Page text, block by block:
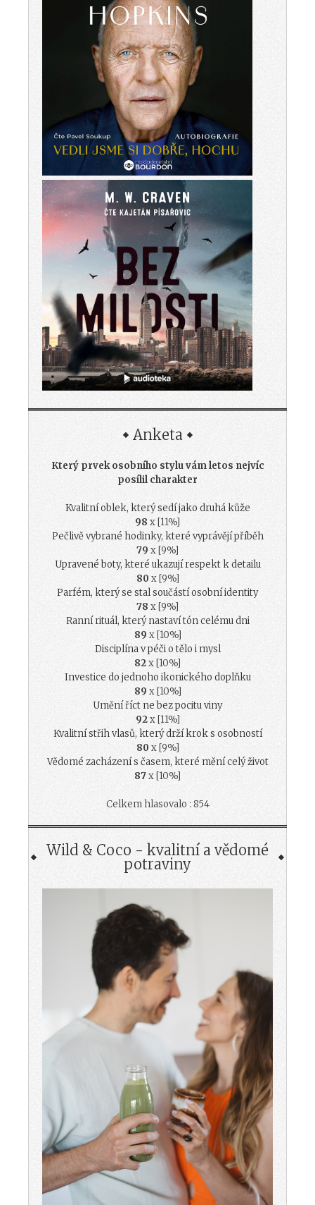
Anketa
Který prvek osobního stylu vám letos nejvíc
posílil charakter
Kvalitní oblek, který sedí jako druhá kůže
98 x [11%]
Pečlivě vybrané hodinky, které vyprávějí příběh
79 x [9%]
Upravené boty, které ukazují respekt k detailu
80 x [9%]
Parfém, který se stal součástí osobní identity
78 x [9%]
Ranní rituál, který nastaví tón celému dni
89 x [10%]
Disciplína v péči o tělo i mysl
82x [10%]
Investice do jednoho ikonického doplňku
89 x [10%]
Umění říct ne bez pocitu viny
92x [11%]
Kvalitní střih vlasů, který drží krok s osobností
80 x [9%]
Vědomé zacházení s časem, které mění celý život
87x [10%]
Celkem hlasovalo : 854
Wild & Coco - kvalitní a vědomé
potraviny